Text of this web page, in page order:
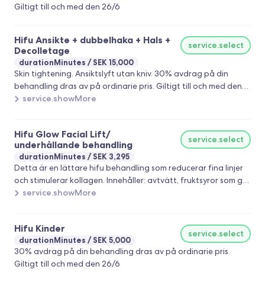
Giltigt till och med den 26/6
Hifu Ansikte + dubbelhaka + Hals +
Decolletage
durationMinutes SEK 15,000
service.select
Skin tightening. Ansiktslyft utan kniv. 30% avdrag på din
behandling dras av på ordinarie pris. Giltigt till och med den
26/6service.showMore
Hifu Glow Facial Lift/
underhållande behandling
durationMinutes SEK 3,295
service.select
Detta är en lättare hifu behandling som reducerar fina linjer
och stimulerar kollagen. Innehåller: avtvätt, fruktsyror som ger
mycket lyster, lättare hifu med det mindre munstycket på
har gjort den kraftigare Hifun och som vill underhålla. Denna
behandling är vi ensamma om. Kan göras flera ggr per år.
30% avdrag på din behandling dras av på ordinarie pris.
Giltigt till och med den 26/6
service.showMore
Hifu Kinder
durationMinutes SEK 5,000
service.select
30% avdrag på din behandling dras av på ordinarie pris.
Giltigt till och med den 26/6